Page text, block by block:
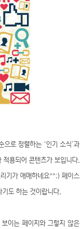
으로 정렬하는 ‘인기 소식’과
용되어 콘텐츠가 보입니다.
기가 애매하네요^^;) 페이스
도 하는 것이랍니다.
이는 페이지와 그렇지 않은